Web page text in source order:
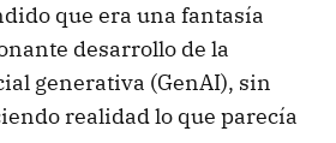
que era una fantasía
desarrollo de la
generativa (GenAI), sin
realidad lo que parecía